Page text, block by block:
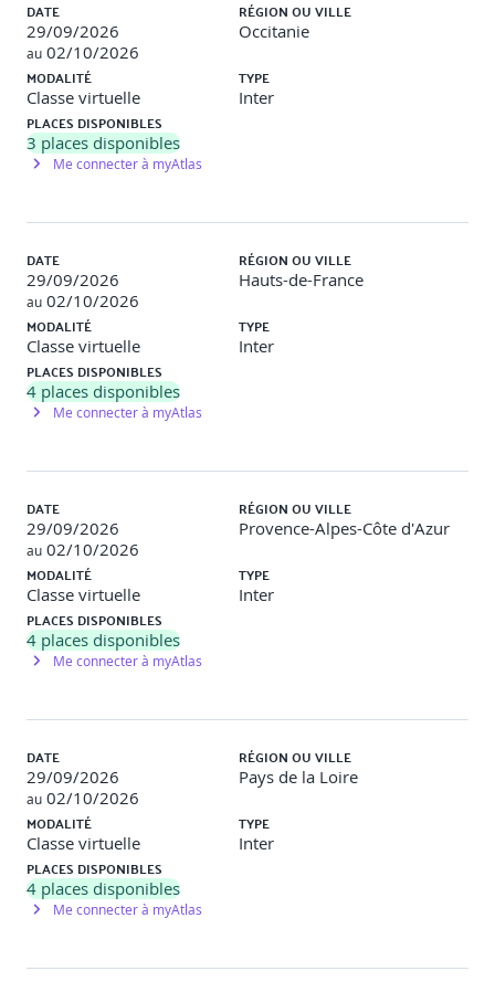
Public concerné
Professionnels IT expérimentés en opérations et
conception, avec une bonne maîtrise des services Azure :
calcul, réseau, stockage, sécurité et haute disponibilité.
Prérequis
Etre certifié Azure Administrator Associate (AZ-104, réf.
AZC). Connaissances solides d’Azure et expérience en
conception de solutions cloud, incluant réseau, sécurité,
identité et gouvernance.
Vous recevrez par mail des informations permettant de
vérifier vos prérequis avant la formation.
Méthodes et moyens pédagogiques
Animation de la formation en français. Support de cours
officiel au format numérique et en anglais. Bonne
compréhension de l'anglais à l'écrit.
participant tout au long de la formation au moyen de
QCM, mises en situation, travaux pratiques…
Le participant complète également un test de
positionnement en amont et en aval pour valider les
DATE
29/09/2026
au 02/10/2026
RÉGION OU VILLE
Occitanie
MODALITÉ
Classe virtuelle
TYPE
Inter
PLACES DISPONIBLES
3 places disponibles
Me connecter à myAtlas
DATE
29/09/2026
au 02/10/2026
RÉGION OU VILLE
Hauts-de-France
MODALITÉ
Classe virtuelle
TYPE
Inter
PLACES DISPONIBLES
4 places disponibles
Me connecter à myAtlas
DATE
29/09/2026
au 02/10/2026
RÉGION OU VILLE
Provence-Alpes-Côte d'Azur
MODALITÉ
Classe virtuelle
TYPE
Inter
PLACES DISPONIBLES
4 places disponibles
Me connecter à myAtlas
DATE
29/09/2026
au 02/10/2026
RÉGION OU VILLE
Pays de la Loire
MODALITÉ
Classe virtuelle
TYPE
Inter
PLACES DISPONIBLES
4 places disponibles
Me connecter à myAtlas